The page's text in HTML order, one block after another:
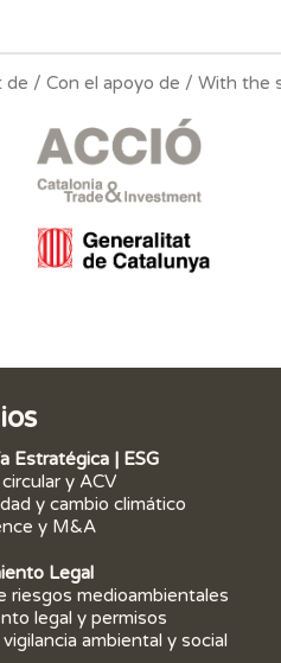
de / Con el apoyo de / With the
Estratégica | ESG
y ACV
y cambio climático
y M&A
Legal
riesgos medioambientales
legal y permisos
ambiental y social